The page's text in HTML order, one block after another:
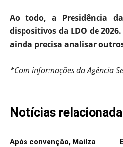
Ao todo, a Presidência
dispositivos da LDO de
ainda precisa analisar
*Com informações da Agência
Notícias
Após convenção, Mailza